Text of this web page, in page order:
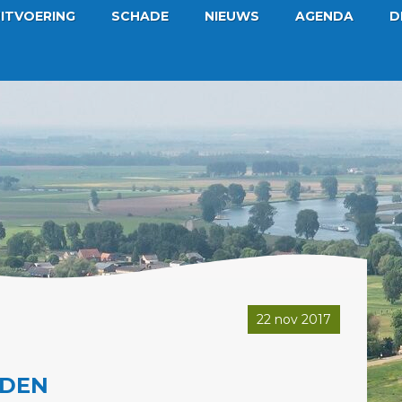
SCHADE NIEUWS AGENDA
22 nov 2017